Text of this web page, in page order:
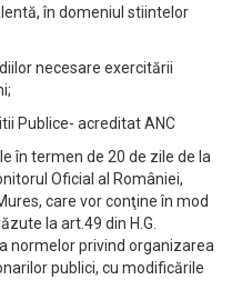
în domeniul stiintelor
necesare exercitării
Publice- acreditat ANC
în termen de 20 de zile de la
Oficial al României,
care vor conţine în mod
la art.49 din H.G.
normelor privind organizarea
publici, cu modificările